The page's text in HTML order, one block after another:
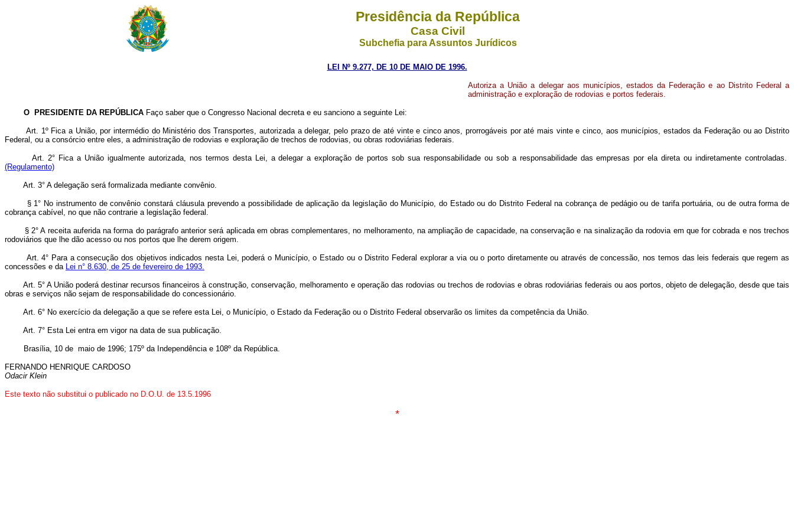
Presidência da República
Casa Civil
Subchefia para Assuntos Jurídicos
LEI Nº 9.277, DE 10 DE MAIO DE 1996.
Autoriza a União a delegar aos municípios, estados da Federação e ao Distrito Federal a
administração e exploração de rodovias e portos federais.
O PRESIDENTE DA REPÚBLICA Faço saber que o Congresso Nacional decreta e eu sanciono a seguinte Lei:
Art. 1º Fica a União, por intermédio do Ministério dos Transportes, autorizada a delegar, pelo prazo de até vinte e cinco anos, prorrogáveis por até mais vinte e cinco, aos municípios, estados da Federação ou ao Distrito
Federal, ou a consórcio entre eles, a administração de rodovias e exploração de trechos de rodovias, ou obras rodoviárias federais.
Art. 2° Fica a União igualmente autorizada, nos termos desta Lei, a delegar a exploração de portos sob sua responsabilidade ou sob a responsabilidade das empresas por ela direta ou indiretamente controladas.
(Regulamento)
Art. 3° A delegação será formalizada mediante convênio.
§ 1° No instrumento de convênio constará cláusula prevendo a possibilidade de aplicação da legislação do Município, do Estado ou do Distrito Federal na cobrança de pedágio ou de tarifa portuária, ou de outra forma de
cobrança cabível, no que não contrarie a legislação federal.
§ 2° A receita auferida na forma do parágrafo anterior será aplicada em obras complementares, no melhoramento, na ampliação de capacidade, na conservação e na sinalização da rodovia em que for cobrada e nos trechos
rodoviários que lhe dão acesso ou nos portos que lhe derem origem.
Art. 4° Para a consecução dos objetivos indicados nesta Lei, poderá o Município, o Estado ou o Distrito Federal explorar a via ou o porto diretamente ou através de concessão, nos temos das leis federais que regem as
concessões e da Lei n° 8.630, de 25 de fevereiro de 1993.
Art. 5° A União poderá destinar recursos financeiros à construção, conservação, melhoramento e operação das rodovias ou trechos de rodovias e obras rodoviárias federais ou aos portos, objeto de delegação, desde que tais
obras e serviços não sejam de responsabilidade do concessionário.
Art. 6° No exercício da delegação a que se refere esta Lei, o Município, o Estado da Federação ou o Distrito Federal observarão os limites da competência da União.
Art. 7° Esta Lei entra em vigor na data de sua publicação.
Brasília, 10 de maio de 1996; 175º da Independência e 108º da República.
FERNANDO HENRIQUE CARDOSO
Odacir Klein
Este texto não substitui o publicado no D.O.U. de 13.5.1996
*